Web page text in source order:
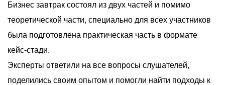
Бизнес завтрак состоял из двух частей и помимо
теоретической части, специально для всех участников
была подготовлена практическая часть в формате
кейс-стади.
Эксперты ответили на все вопросы слушателей,
поделились своим опытом и помогли найти подходы к